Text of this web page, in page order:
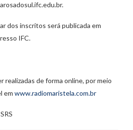
dos inscritos será publicada em
IFC.
realizadas de forma online, por meio
em www.radiomaristela.com.br